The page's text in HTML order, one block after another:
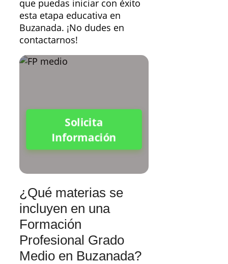
que puedas iniciar con éxito
esta etapa educativa en
Buzanada. ¡No dudes en
contactarnos!
Solicita
Información
¿Qué materias se
incluyen en una
Formación
Profesional Grado
Medio en Buzanada?